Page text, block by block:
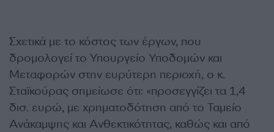
Σχετικά με το κόστος των έργων, που
δρομολογεί το Υπουργείο Υποδομών και
Μεταφορών στην ευρύτερη περιοχή, ο κ.
Σταϊκούρας σημείωσε ότι: «προσεγγίζει τα 1,4
δισ. ευρώ, με χρηματοδότηση από το Ταμείο
Ανάκαμψης και Ανθεκτικότητας, καθώς και από